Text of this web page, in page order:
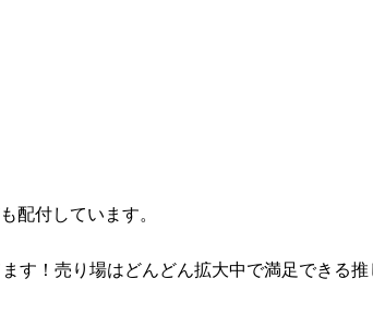
配付しています。
す！売り場はどんどん拡大中で満足できる